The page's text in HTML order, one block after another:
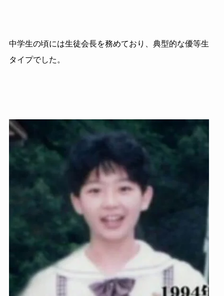
中学生の頃には生徒会長を務めており、典型的な優等生
タイプでした。